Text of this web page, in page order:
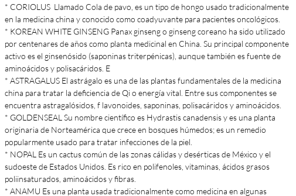
* CORIOLUS Llamado Cola de pavo, es un tipo de hongo usado tradicionalmente
en la medicina china y conocido como coadyuvante para pacientes oncológicos.
* KOREAN WHITE GINSENG Panax ginseng o ginseng coreano ha sido utilizado
por centenares de años como planta medicinal en China. Su principal componente
activo es el ginsenósido (saponinas triterpénicas), aunque también es fuente de
aminoácidos y polisacáridos. E
* ASTRAGALUS El astrágalo es una de las plantas fundamentales de la medicina
china para tratar la deficiencia de Qi o energía vital. Entre sus componentes se
encuentra astragalósidos, f lavonoides, saponinas, polisacáridos y aminoácidos.
* GOLDENSEAL Su nombre científico es Hydrastis canadensis y es una planta
originaria de Norteamérica que crece en bosques húmedos; es un remedio
popularmente usado para tratar infecciones de la piel.
* NOPAL Es un cactus común de las zonas cálidas y desérticas de México y el
sudoeste de Estados Unidos. Es rico en polifenoles, vitaminas, ácidos grasos
poliinsaturados, aminoácidos y fibras.
* ANAMU Es una planta usada tradicionalmente como medicina en algunas